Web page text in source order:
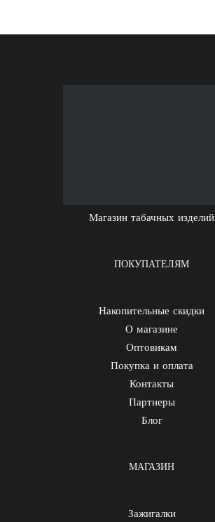
Магазин табачных изделий
ПОКУПАТЕЛЯМ
Накопительные скидки
О магазине
Оптовикам
Покупка и оплата
Контакты
Партнеры
Блог
МАГАЗИН
Зажигалки